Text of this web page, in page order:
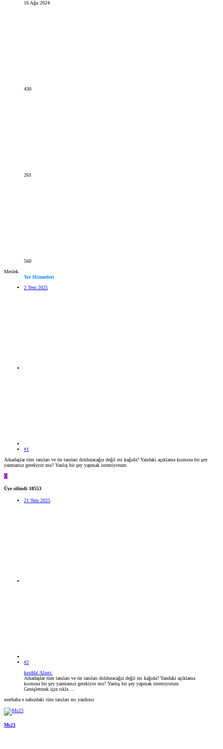
16 Ağu 2024
430
261
560
Meslek
Yer Hizmetleri
2 Tem 2025
#1
Arkadaşlar tüm tanıları ve ön tanıları dolduracağız değil mi kağıda? Yandaki açıklama kısmına bir şey
yazmamız gerekiyor mu? Yanlış bir şey yapmak istemiyorum
Ü
Üye silindi 18553
21 Tem 2025
#2
kssdda' Alıntı:
Arkadaşlar tüm tanıları ve ön tanıları dolduracağız değil mi kağıda? Yandaki açıklama
kısmına bir şey yazmamız gerekiyor mu? Yanlış bir şey yapmak istemiyorum
Genişletmek için tıkla ...
merhaba e nabızdaki tüm tanıları mı yazdınız
Ms23